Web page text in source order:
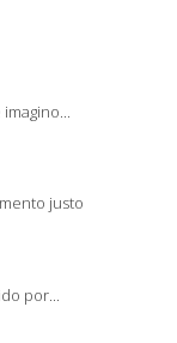
justo
por...